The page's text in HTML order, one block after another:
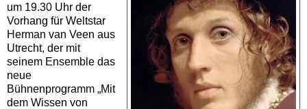
um 19.30 Uhr der
Vorhang für Weltstar
Herman van Veen aus
Utrecht, der mit
seinem Ensemble das
neue
Bühnenprogramm „Mit
dem Wissen von